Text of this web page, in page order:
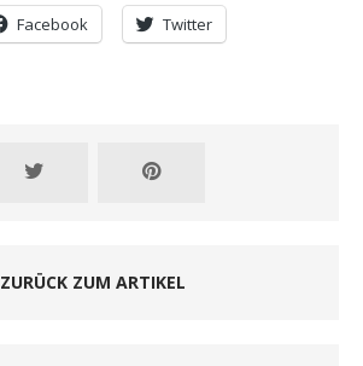
Facebook Twitter
ZURÜCK ZUM ARTIKEL